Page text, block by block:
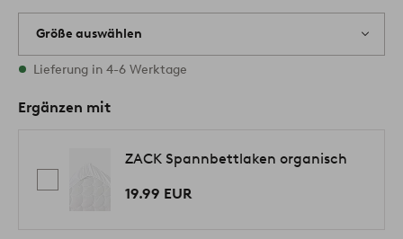
Größe auswählen
Alle Größen vorrätig
Lieferung in 4-6 Werktage
Ergänzen mit
ZACK Spannbettlaken organisch
19.99 EUR